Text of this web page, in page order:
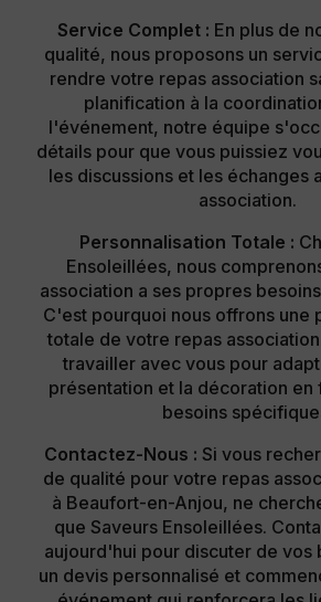
Service Complet : En plus de
qualité, nous proposons un
rendre votre repas association
planification à la
l'événement, notre équipe
détails pour que vous puissiez
les discussions et les échanges
association.
Personnalisation Totale :
Ensoleillées, nous
association a ses propres
C'est pourquoi nous offrons une
totale de votre repas
travailler avec vous pour
présentation et la décoration en
besoins
Contactez-Nous : Si vous
de qualité pour votre repas
à Beaufort-en-Anjou, ne
que Saveurs Ensoleillées.
aujourd'hui pour discuter de vos
un devis personnalisé et